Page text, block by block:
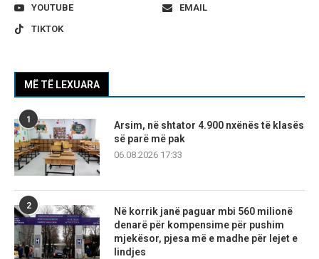
YOUTUBE
EMAIL
TIKTOK
MË TË LEXUARA
1
Arsim, në shtator 4.900 nxënës të klasës
së parë më pak
06.08.2026 17:33
2
Në korrik janë paguar mbi 560 milionë
denarë për kompensime për pushim
mjekësor, pjesa më e madhe për lejet e
lindjes